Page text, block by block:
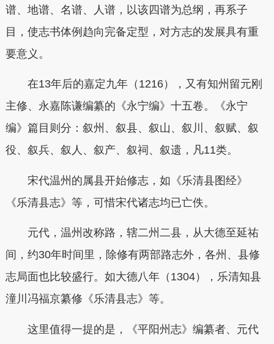
谱、地谱、名谱、人谱，以该四谱为总纲，再系子
目，使志书体例趋向完备定型，对方志的发展具有重
要意义。
在13年后的嘉定九年（1216），又有知州留元刚
主修、永嘉陈谦编纂的《永宁编》十五卷。《永宁
编》篇目则分：叙州、叙县、叙山、叙川、叙赋、叙
役、叙兵、叙人、叙产、叙祠、叙遗，凡11类。
宋代温州的属县开始修志，如《乐清县图经》
《乐清县志》等， 可惜宋代诸志均已亡佚。
元代，温州改称路，辖二州二县，从大德至延祐
间，约30年时间里，除修有两部路志外，各州、县修
志局面也比较盛行。如大德八年（1304），乐清知县
潼川冯福京纂修《乐清县志》等。
这里值得一提的是，《平阳州志》编纂者、元代